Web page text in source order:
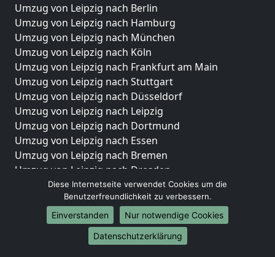
Umzug von Leipzig nach Berlin
Umzug von Leipzig nach Hamburg
Umzug von Leipzig nach München
Umzug von Leipzig nach Köln
Umzug von Leipzig nach Frankfurt am Main
Umzug von Leipzig nach Stuttgart
Umzug von Leipzig nach Düsseldorf
Umzug von Leipzig nach Leipzig
Umzug von Leipzig nach Dortmund
Umzug von Leipzig nach Essen
Umzug von Leipzig nach Bremen
Umzug von Leipzig nach Dresden
Umzug von Leipzig nach Hannover
Umzug von Leipzig nach Nürnberg
Umzug von Leipzig nach Duisburg
Umzug von Leipzig nach Bochum
Umzug von Leipzig nach Wuppertal
Diese Internetseite verwendet Cookies um die
Benutzerfreundlichkeit zu verbessern.
Einverstanden
Nur notwendige Cookies
Datenschutzerklärung